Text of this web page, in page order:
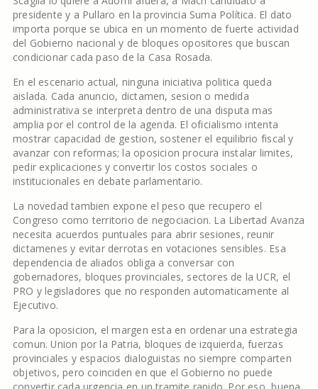
presidente y a Pullaro en la provincia Suma Política. El dato
importa porque se ubica en un momento de fuerte actividad
del Gobierno nacional y de bloques opositores que buscan
condicionar cada paso de la Casa Rosada.
En el escenario actual, ninguna iniciativa politica queda
aislada. Cada anuncio, dictamen, sesion o medida
administrativa se interpreta dentro de una disputa mas
amplia por el control de la agenda. El oficialismo intenta
mostrar capacidad de gestion, sostener el equilibrio fiscal y
avanzar con reformas; la oposicion procura instalar limites,
pedir explicaciones y convertir los costos sociales o
institucionales en debate parlamentario.
La novedad tambien expone el peso que recupero el
Congreso como territorio de negociacion. La Libertad Avanza
necesita acuerdos puntuales para abrir sesiones, reunir
dictamenes y evitar derrotas en votaciones sensibles. Esa
dependencia de aliados obliga a conversar con
gobernadores, bloques provinciales, sectores de la UCR, el
PRO y legisladores que no responden automaticamente al
Ejecutivo.
Para la oposicion, el margen esta en ordenar una estrategia
comun. Union por la Patria, bloques de izquierda, fuerzas
provinciales y espacios dialoguistas no siempre comparten
objetivos, pero coinciden en que el Gobierno no puede